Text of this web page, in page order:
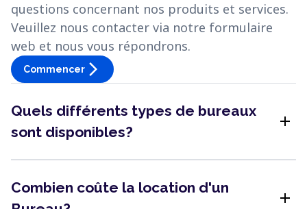
questions concernant nos produits et services.
Veuillez nous contacter via notre formulaire
web et nous vous répondrons.
Commencer arrow_forward_ios
Quels différents types de bureaux
sont disponibles?
add
Combien coûte la location d'un
add